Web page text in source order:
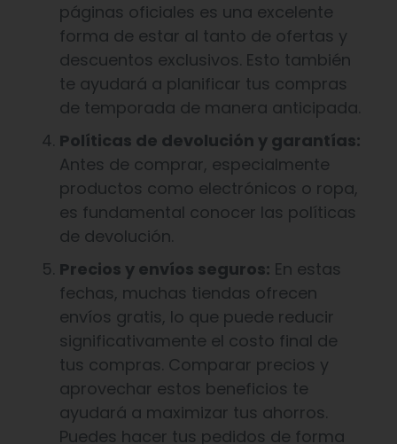
páginas oficiales es una excelente
forma de estar al tanto de ofertas y
descuentos exclusivos. Esto también
te ayudará a planificar tus compras
de temporada de manera anticipada.
Políticas de devolución y garantías:
Antes de comprar, especialmente
productos como electrónicos o ropa,
es fundamental conocer las políticas
de devolución.
Precios y envíos seguros: En estas
fechas, muchas tiendas ofrecen
envíos gratis, lo que puede reducir
significativamente el costo final de
tus compras. Comparar precios y
aprovechar estos beneficios te
ayudará a maximizar tus ahorros.
Puedes hacer tus pedidos de forma